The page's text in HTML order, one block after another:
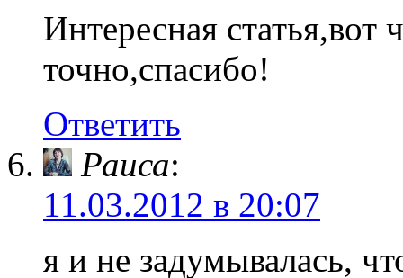
Интересная статья,вот
точно,спасибо!
Ответить
Раиса:
11.03.2012 в 20:07
я и не задумывалась,